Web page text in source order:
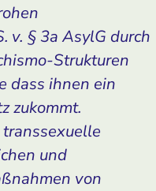
v. § 3a AsylG durch
Strukturen
dass ihnen ein
zukommt.
und
von